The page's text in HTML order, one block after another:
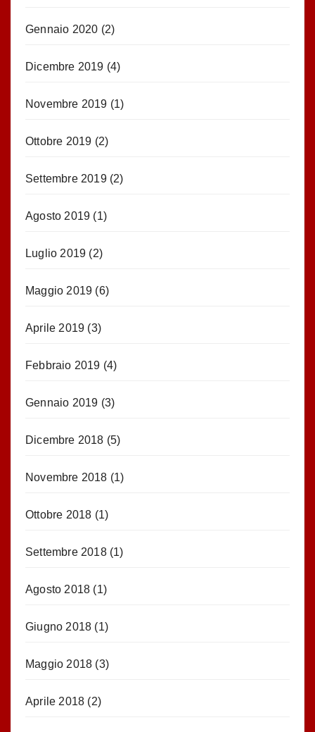
Gennaio 2020 (2)
Dicembre 2019 (4)
Novembre 2019 (1)
Ottobre 2019 (2)
Settembre 2019(2)
Agosto 2019 (1)
Luglio 2019 (2)
Maggio 2019 (6)
Aprile 2019 (3)
Febbraio 2019 (4)
Gennaio 2019 (3)
Dicembre 2018 (5)
Novembre 2018 (1)
Ottobre 2018 (1)
Settembre 2018(1)
Agosto 2018 (1)
Giugno 2018 (1)
Maggio 2018 (3)
Aprile 2018 (2)